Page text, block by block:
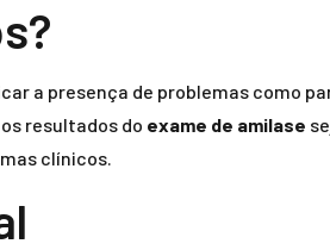
a presença de problemas como
resultados do exame de amilase
clínicos.